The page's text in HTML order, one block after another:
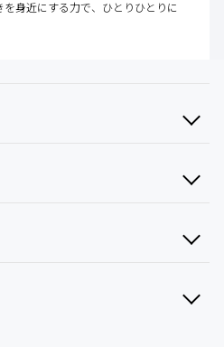
身近にする力で、ひとりひとりに